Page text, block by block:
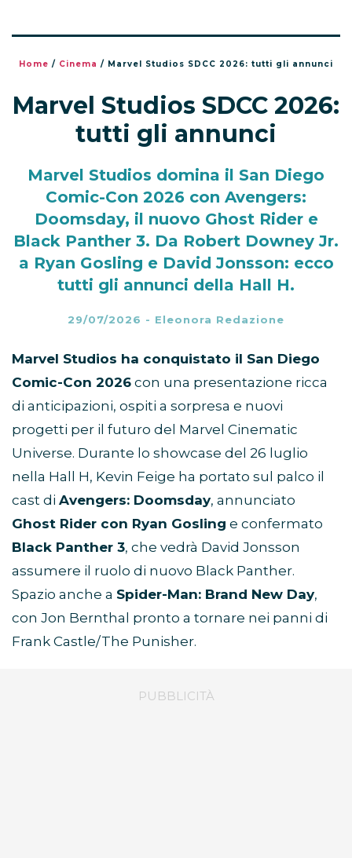
Home / Cinema / Marvel Studios SDCC 2026: tutti gli annunci
Marvel Studios SDCC 2026:
tutti gli annunci
Marvel Studios domina il San Diego
Comic-Con 2026 con Avengers:
Doomsday, il nuovo Ghost Rider e
Black Panther 3. Da Robert Downey Jr.
a Ryan Gosling e David Jonsson: ecco
tutti gli annunci della Hall H.
29/07/2026 - Eleonora Redazione
Marvel Studios ha conquistato il San Diego
Comic-Con 2026 con una presentazione ricca
di anticipazioni, ospiti a sorpresa e nuovi
progetti per il futuro del Marvel Cinematic
Universe. Durante lo showcase del 26 luglio
nella Hall H, Kevin Feige ha portato sul palco il
cast di Avengers: Doomsday, annunciato
Ghost Rider con Ryan Gosling e confermato
Black Panther 3, che vedrà David Jonsson
assumere il ruolo di nuovo Black Panther.
Spazio anche a Spider-Man: Brand New Day,
con Jon Bernthal pronto a tornare nei panni di
Frank Castle/The Punisher.